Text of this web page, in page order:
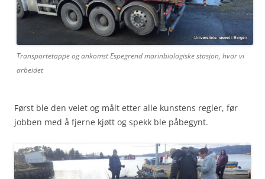
Transportetappe og ankomst Espegrend marinbiologiske stasjon, hvor vi
arbeidet
Først ble den veiet og målt etter alle kunstens regler, før
jobben med å fjerne kjøtt og spekk ble påbegynt.